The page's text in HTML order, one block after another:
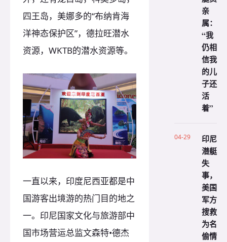
四王岛，美娜多的“布纳肯海
洋神态保护区”，德拉旺潜水
资源，WKTB的潜水资源等。
一直以来，印度尼西亚都是中
国游客出境游的热门目的地之
一。印尼国家文化与旅游部中
国市场营运总监文森特•德杰
亲
属：
“我
仍相
信我
的儿
子还
活
着”
04-29
印尼
潜艇
失
事，
美国
军方
搜救
为名
偷情